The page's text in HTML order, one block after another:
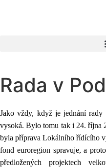
Rada v
Jako vždy, když je jednání rady
vysoká. Bylo tomu tak i 24. října
byla příprava Lokálního řídícího
fond euroregion spravuje, a
předložených projektech